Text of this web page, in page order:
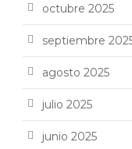
octubre 2025
septiembre
agosto 2025
julio 2025
junio 2025